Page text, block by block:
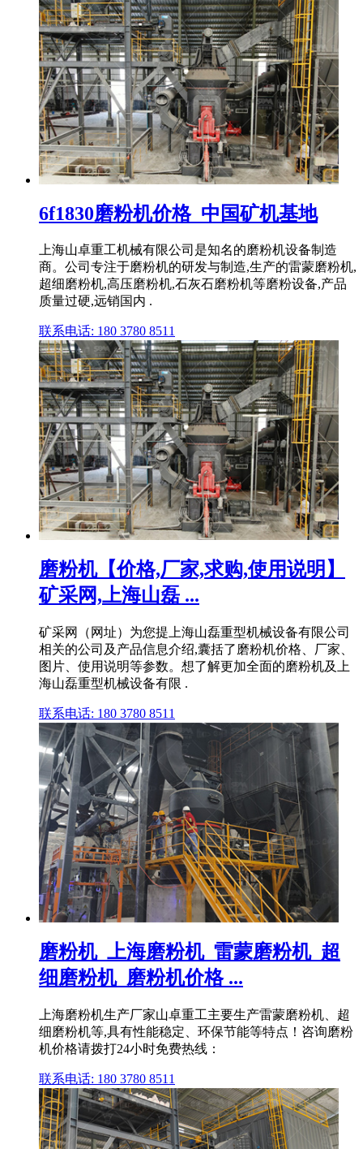
6f1830磨粉机价格_中国矿机基地
上海山卓重工机械有限公司是知名的磨粉机设备制造
商。公司专注于磨粉机的研发与制造,生产的雷蒙磨粉机,
超细磨粉机,高压磨粉机,石灰石磨粉机等磨粉设备,产品
质量过硬,远销国内 .
联系电话: 180 3780 8511
磨粉机【价格,厂家,求购,使用说明】
矿采网,上海山磊 ...
矿采网（网址）为您提上海山磊重型机械设备有限公司
相关的公司及产品信息介绍,囊括了磨粉机价格、厂家、
图片、使用说明等参数。想了解更加全面的磨粉机及上
海山磊重型机械设备有限 .
联系电话: 180 3780 8511
磨粉机_上海磨粉机_雷蒙磨粉机_超
细磨粉机_磨粉机价格 ...
上海磨粉机生产厂家山卓重工主要生产雷蒙磨粉机、超
细磨粉机等,具有性能稳定、环保节能等特点！咨询磨粉
机价格请拨打24小时免费热线：
联系电话: 180 3780 8511